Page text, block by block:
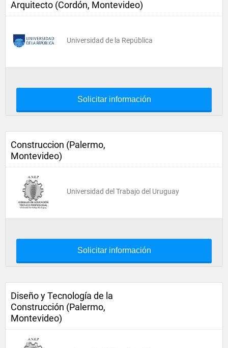
Arquitecto (Cordón, Montevideo)
Universidad de la República
Solicitar información
Construccion (Palermo,
Montevideo)
Universidad del Trabajo del Uruguay
Solicitar información
Diseño y Tecnología de la
Construcción (Palermo,
Montevideo)